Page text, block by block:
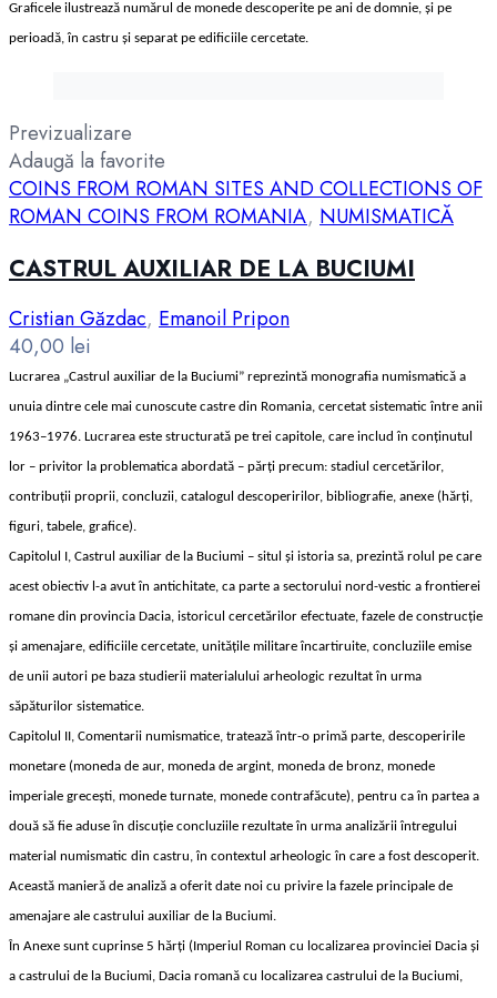
Graficele ilustrează numărul de monede descoperite pe ani de domnie, şi pe
perioadă, în castru şi separat pe edificiile cercetate.
Previzualizare
Adaugă la favorite
COINS FROM ROMAN SITES AND COLLECTIONS OF
ROMAN COINS FROM ROMANIA, NUMISMATICĂ
CASTRUL AUXILIAR DE LA BUCIUMI
Cristian Găzdac, Emanoil Pripon
40,00 lei
Lucrarea „Castrul auxiliar de la Buciumi” reprezintă monografia numismatică a
unuia dintre cele mai cunoscute castre din Romania, cercetat sistematic între anii
1963–1976. Lucrarea este structurată pe trei capitole, care includ în conţinutul
lor – privitor la problematica abordată – părţi precum: stadiul cercetărilor,
contribuţii proprii, concluzii, catalogul descoperirilor, bibliografie, anexe (hărţi,
figuri, tabele, grafice).
Capitolul I, Castrul auxiliar de la Buciumi – situl şi istoria sa, prezintă rolul pe care
acest obiectiv l-a avut în antichitate, ca parte a sectorului nord-vestic a frontierei
romane din provincia Dacia, istoricul cercetărilor efectuate, fazele de construcţie
şi amenajare, edificiile cercetate, unităţile militare încartiruite, concluziile emise
de unii autori pe baza studierii materialului arheologic rezultat în urma
săpăturilor sistematice.
Capitolul II, Comentarii numismatice, tratează într-o primă parte, descoperirile
monetare (moneda de aur, moneda de argint, moneda de bronz, monede
imperiale greceşti, monede turnate, monede contrafăcute), pentru ca în partea a
două să fie aduse în discuţie concluziile rezultate în urma analizării întregului
material numismatic din castru, în contextul arheologic în care a fost descoperit.
Această manieră de analiză a oferit date noi cu privire la fazele principale de
amenajare ale castrului auxiliar de la Buciumi.
În Anexe sunt cuprinse 5 hărţi (Imperiul Roman cu localizarea provinciei Dacia şi
a castrului de la Buciumi, Dacia romană cu localizarea castrului de la Buciumi,